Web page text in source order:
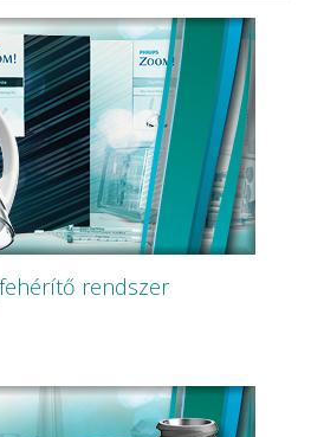
rendszer